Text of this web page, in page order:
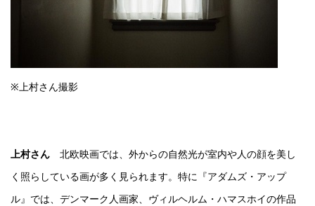
※上村さん撮影
上村さん 北欧映画では、外からの自然光が室内や人の顔を美し
く照らしている画が多く見られます。特に『アダムズ・アップ
ル』では、デンマーク人画家、ヴィルヘルム・ハマスホイの作品